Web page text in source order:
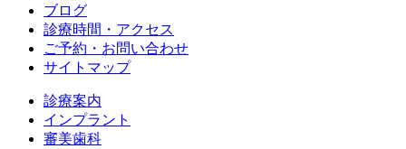
ブログ
診療時間・アクセス
ご予約・お問い合わせ
サイトマップ
診療案内
インプラント
審美歯科